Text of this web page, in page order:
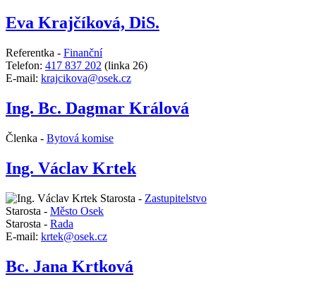
Eva Krajčíková, DiS.
Referentka - Finanční
Telefon: 417 837 202 (linka 26)
E-mail: krajcikova@osek.cz
Ing. Bc. Dagmar Králová
Členka - Bytová komise
Ing. Václav Krtek
Starosta - Zastupitelstvo
Starosta - Město Osek
Starosta - Rada
E-mail: krtek@osek.cz
Bc. Jana Krtková